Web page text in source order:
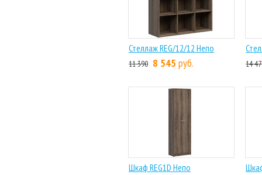
Стеллаж REG/12/12 Непо
11 390 8 545 руб. 14
Шкаф REG1D Непо